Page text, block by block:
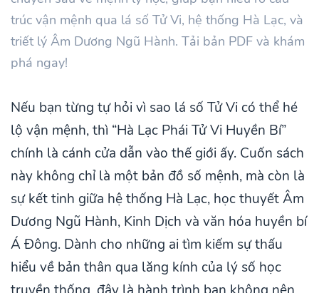
trúc vận mệnh qua lá số Tử Vi, hệ thống Hà Lạc, và
triết lý Âm Dương Ngũ Hành. Tải bản PDF và khám
phá ngay!
Nếu bạn từng tự hỏi vì sao lá số Tử Vi có thể hé
lộ vận mệnh, thì “Hà Lạc Phái Tử Vi Huyền Bí”
chính là cánh cửa dẫn vào thế giới ấy. Cuốn sách
này không chỉ là một bản đồ số mệnh, mà còn là
sự kết tinh giữa hệ thống Hà Lạc, học thuyết Âm
Dương Ngũ Hành, Kinh Dịch và văn hóa huyền bí
Á Đông. Dành cho những ai tìm kiếm sự thấu
hiểu về bản thân qua lăng kính của lý số học